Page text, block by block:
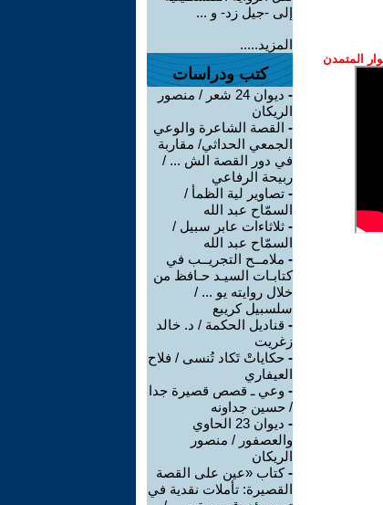
المتمدن
إلى -جيل زد- و ...
المزيد.....
كتب ودراسات
-
ديوان 24 شعر / منصور
الريكان
- القصة الشاعرة والوعي
الجمعي الحداثي/ مقاربة
في دور القصة الش ... /
ربيحة الرفاعي
- تصاوير لية الظمأ /
السمّاح عبد الله
- ثلاثاءات عابر سبيل /
السمّاح عبد الله
- ملامــح التجريــب في
كتابـات السيـد حـافظ من
خلال روايته يو ... /
سلسبيل كريبع
- قناديل الحكمة / د. خالد
زغريت
- حكاياتْ تَكاد تُنسى / فلاح
العيفاري
- وعي ـ قصص قصيرة جدا
/ حسين جداونه
-
ديوان 23 الحاوي
والعصفور / منصور
الريكان
-كتاب «عين على القصة
القصيرة: تأملات نقدية في